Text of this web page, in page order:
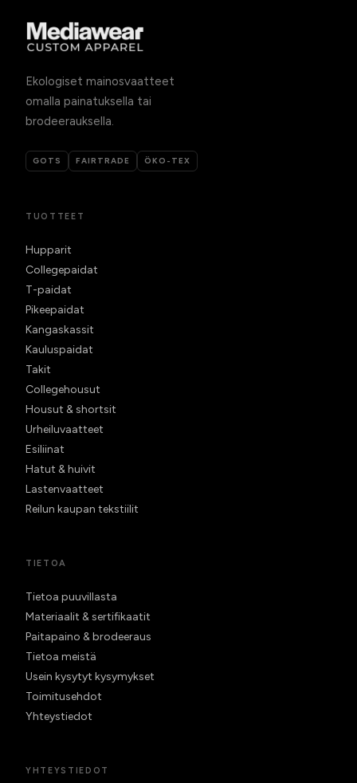
Ekologiset mainosvaatteet
omalla painatuksella tai
brodeerauksella.
GOTS FAIRTRADE ÖKO-TEX
TUOTTEET
Hupparit
Collegepaidat
T-paidat
Pikeepaidat
Kangaskassit
Kauluspaidat
Takit
Collegehousut
Housut & shortsit
Urheiluvaatteet
Esiliinat
Hatut & huivit
Lastenvaatteet
Reilun kaupan tekstiilit
TIETOA
Tietoa puuvillasta
Materiaalit & sertifikaatit
Paitapaino & brodeeraus
Tietoa meistä
Usein kysytyt kysymykset
Toimitusehdot
Yhteystiedot
YHTEYSTIEDOT